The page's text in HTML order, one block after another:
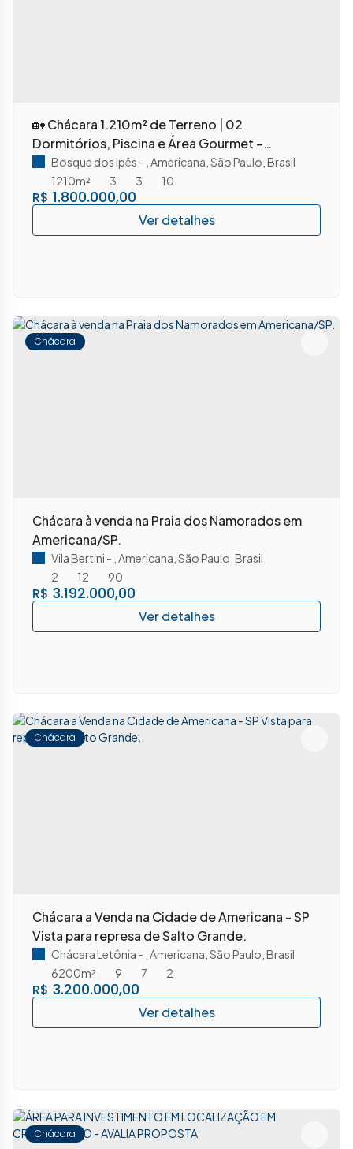
🏡 Chácara 1.210m² de Terreno | 02
Dormitórios, Piscina e Área Gourmet –
Residencial Bosque dos Ipês
R$ 1.800.000,00
Bosque dos Ipês Americana São Paulo Brasil
3
3
1210m² 10
Chácara
Chácara à venda na Praia dos Namorados em
Americana/SP.
R$ 3.192.000,00
Vila Bertini Americana São Paulo Brasil
2
12 90
Chácara
Chácara a Venda na Cidade de Americana - SP
Vista para represa de Salto Grande.
R$ 3.200.000,00
Chácara Letônia Americana São Paulo Brasil
9
7
6200m² 2
Chácara